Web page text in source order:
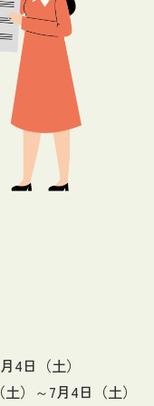
4日（土）
）～7月4日（土）